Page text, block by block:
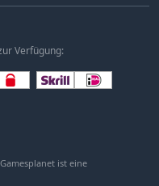
Verfügung:
ist eine